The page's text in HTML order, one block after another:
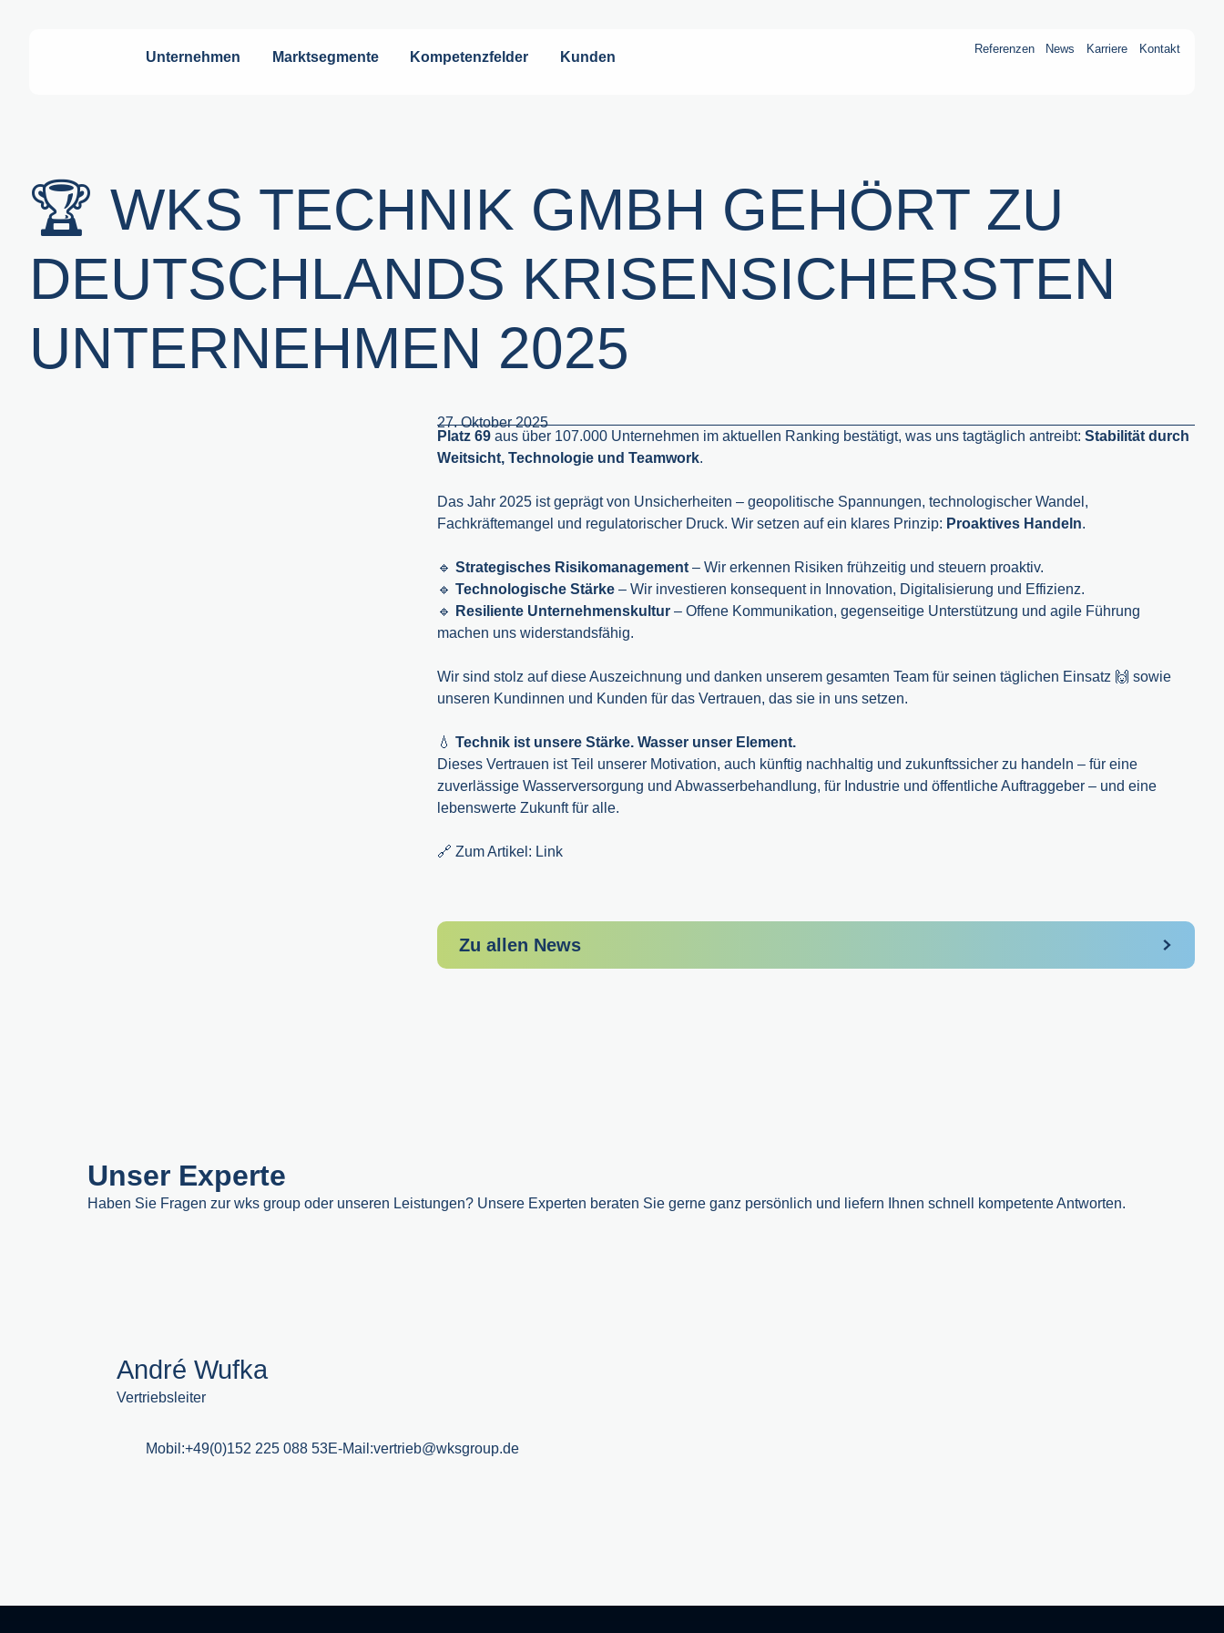
Unternehmen Marktsegmente Kompetenzfelder Kunden
Referenzen News Karriere Kontakt
🏆 WKS TECHNIK GMBH GEHÖRT ZU
DEUTSCHLANDS KRISENSICHERSTEN
UNTERNEHMEN 2025
27. Oktober 2025
Platz 69 aus über 107.000 Unternehmen im aktuellen Ranking bestätigt, was uns tagtäglich antreibt: Stabilität durch
Weitsicht, Technologie und Teamwork.
Das Jahr 2025 ist geprägt von Unsicherheiten – geopolitische Spannungen, technologischer Wandel,
Fachkräftemangel und regulatorischer Druck. Wir setzen auf ein klares Prinzip: Proaktives Handeln.
🔹 Strategisches Risikomanagement – Wir erkennen Risiken frühzeitig und steuern proaktiv.
🔹 Technologische Stärke – Wir investieren konsequent in Innovation, Digitalisierung und Effizienz.
🔹
Resiliente Unternehmenskultur – Offene Kommunikation, gegenseitige Unterstützung und agile Führung
machen uns widerstandsfähig.
Wir sind stolz auf diese Auszeichnung und danken unserem gesamten Team für seinen täglichen Einsatz 🙌 sowie
unseren Kundinnen und Kunden für das Vertrauen, das sie in uns setzen.
💧 Technik ist unsere Stärke. Wasser unser Element.
Dieses Vertrauen ist Teil unserer Motivation, auch künftig nachhaltig und zukunftssicher zu handeln – für eine
zuverlässige Wasserversorgung und Abwasserbehandlung, für Industrie und öffentliche Auftraggeber – und eine
lebenswerte Zukunft für alle.
🔗 Zum Artikel: Link
Zu allen News
Unser Experte
Haben Sie Fragen zur wks group oder unseren Leistungen? Unsere Experten beraten Sie gerne ganz persönlich und liefern Ihnen schnell kompetente Antworten.
André Wufka
Vertriebsleiter
Mobil:+49(0)152 225 088 53E-Mail:vertrieb@wksgroup.de